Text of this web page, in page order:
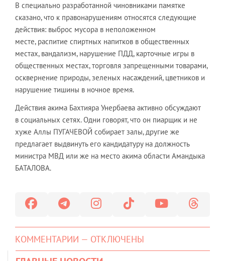
В специально разработанной чиновниками памятке
сказано, что к правонарушениям относятся следующие
действия: выброс мусора в неположенном
месте, распитие спиртных напитков в общественных
местах, вандализм, нарушение ПДД, карточные игры в
общественных местах, торговля запрещенными товарами,
осквернение природы, зеленых насаждений, цветников и
нарушение тишины в ночное время.
Действия акима Бахтияра Унербаева активно обсуждают
в социальных сетях. Одни говорят, что он пиарщик и не
хуже Аллы ПУГАЧЕВОЙ собирает залы, другие же
предлагает выдвинуть его кандидатуру на должность
министра МВД или же на место акима области Амандыка
БАТАЛОВА.
КОММЕНТАРИИ — ОТКЛЮЧЕНЫ